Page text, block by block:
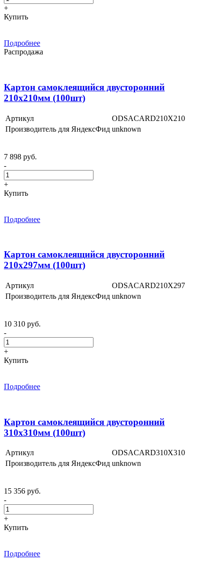
+
Купить
Подробнее
Распродажа
Картон самоклеящийся двусторонний
210х210мм (100шт)
Артикул
ODSACARD210X210
Производитель для ЯндексФид unknown
7 898 руб.
-
+
Купить
Подробнее
Картон самоклеящийся двусторонний
210х297мм (100шт)
Артикул
ODSACARD210X297
Производитель для ЯндексФид unknown
10 310 руб.
-
+
Купить
Подробнее
Картон самоклеящийся двусторонний
310х310мм (100шт)
Артикул
ODSACARD310X310
Производитель для ЯндексФид unknown
15 356 руб.
-
+
Купить
Подробнее